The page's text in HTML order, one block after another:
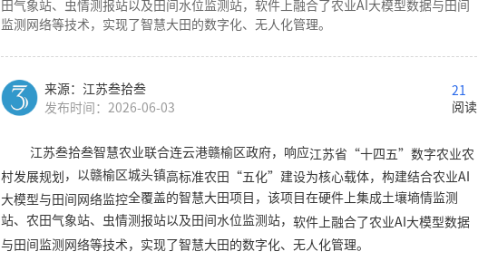
田气象站、虫情测报站以及田间水位监测站，软件上融合了农业AI大模型数据与田间
监测网络等技术，实现了智慧大田的数字化、无人化管理。
来源：江苏叁拾叁
发布时间：2026-06-03
21
阅读
江苏叁拾叁智慧农业联合连云港赣榆区政府，响应江苏省 “十四五”数字农业农
村发展规划 ， 以赣榆区城头镇高标准农田 “五化”建设为核心载体，构建结合农业AI
大模型与田间网络监控全覆盖的智慧大田项目，该项目在硬件上集成土壤墒情监测
站、农田气象站、虫情测报站以及田间水位监测站， 软件上融合了农业AI 大模型数据
与田间监测网络等技术，实现了智慧大田的数字化、无人化管理。